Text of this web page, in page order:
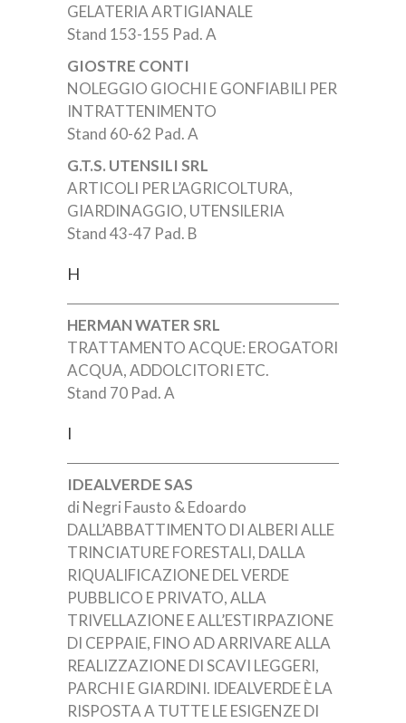
GELATERIA ARTIGIANALE
Stand 153-155 Pad. A
GIOSTRE CONTI
NOLEGGIO GIOCHI E GONFIABILI PER
INTRATTENIMENTO
Stand 60-62 Pad. A
G.T.S. UTENSILI SRL
ARTICOLI PER L’AGRICOLTURA,
GIARDINAGGIO, UTENSILERIA
Stand 43-47 Pad. B
H
HERMAN WATER SRL
TRATTAMENTO ACQUE: EROGATORI
ACQUA, ADDOLCITORI ETC.
Stand 70 Pad. A
I
IDEALVERDE SAS
di Negri Fausto & Edoardo
DALL’ABBATTIMENTO DI ALBERI ALLE
TRINCIATURE FORESTALI, DALLA
RIQUALIFICAZIONE DEL VERDE
PUBBLICO E PRIVATO, ALLA
TRIVELLAZIONE E ALL’ESTIRPAZIONE
DI CEPPAIE, FINO AD ARRIVARE ALLA
REALIZZAZIONE DI SCAVI LEGGERI,
PARCHI E GIARDINI. IDEALVERDE È LA
RISPOSTA A TUTTE LE ESIGENZE DI